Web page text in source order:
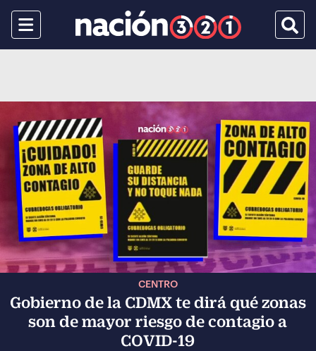
Menu
CENTRO
Gobierno de la CDMX te dirá qué zonas
son de mayor riesgo de contagio a
COVID-19